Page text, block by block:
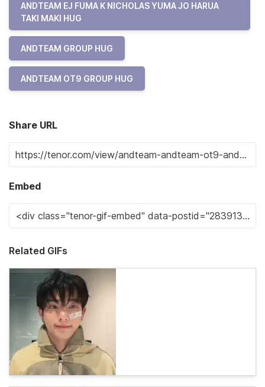
ANDTEAM EJ FUMA K NICHOLAS YUMA JO HARUA
TAKI MAKI HUG
ANDTEAM GROUP HUG
ANDTEAM OT9 GROUP HUG
Share URL
Embed
Related GIFs